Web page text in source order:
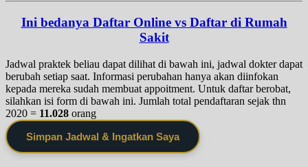
Ini bedanya Daftar Online vs Daftar di Rumah
Sakit
Jadwal praktek beliau dapat dilihat di bawah ini, jadwal dokter dapat
berubah setiap saat. Informasi perubahan hanya akan diinfokan
kepada mereka sudah membuat appoitment. Untuk daftar berobat,
silahkan isi form di bawah ini. Jumlah total pendaftaran sejak thn
2020 = 11.028 orang
Simpan Jadwal & Ingatkan Saya